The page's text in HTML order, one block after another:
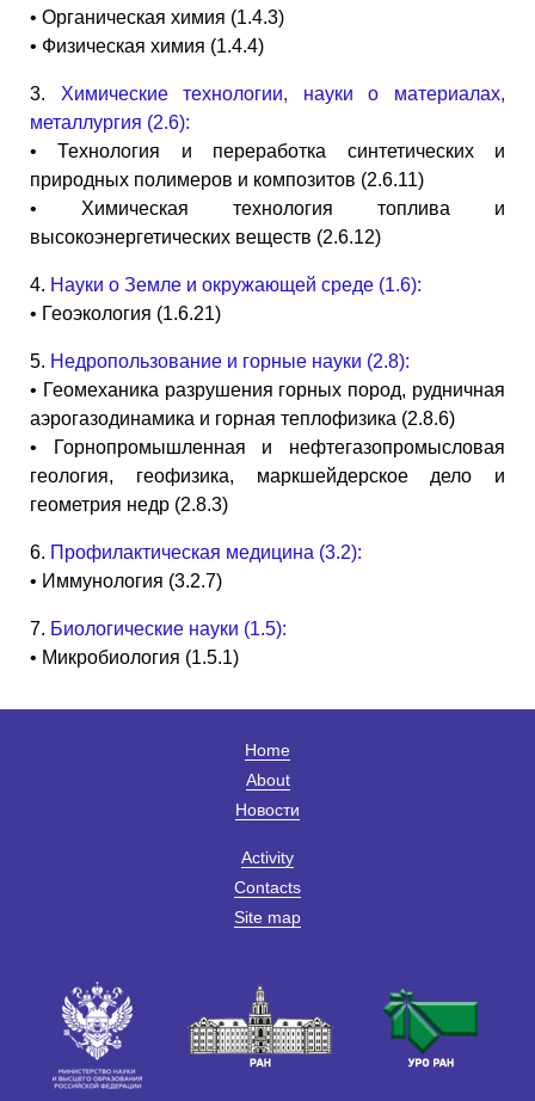
• Органическая химия (1.4.3)
• Физическая химия (1.4.4)
3. Химические технологии, науки о материалах,
металлургия (2.6):
• Технология и переработка синтетических и
природных полимеров и композитов (2.6.11)
• Химическая технология топлива и
высокоэнергетических веществ (2.6.12)
4. Науки о Земле и окружающей среде (1.6):
• Геоэкология (1.6.21)
5. Недропользование и горные науки (2.8):
• Геомеханика разрушения горных пород, рудничная
аэрогазодинамика и горная теплофизика (2.8.6)
• Горнопромышленная и нефтегазопромысловая
геология, геофизика, маркшейдерское дело и
геометрия недр (2.8.3)
6. Профилактическая медицина (3.2):
• Иммунология (3.2.7)
7. Биологические науки (1.5):
• Микробиология (1.5.1)
Home
About
Новости
Activity
Contacts
Site map